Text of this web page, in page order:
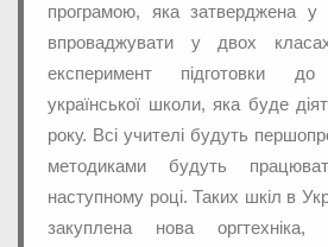
програмою, яка затверджена
впроваджувати у двох
експеримент підготовки до
української школи, яка буде
року. Всі учителі будуть
методиками будуть
наступному році. Таких шкіл в
закуплена нова